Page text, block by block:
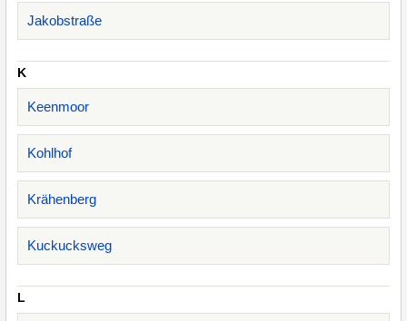
Jakobstraße
K
Keenmoor
Kohlhof
Krähenberg
Kuckucksweg
L